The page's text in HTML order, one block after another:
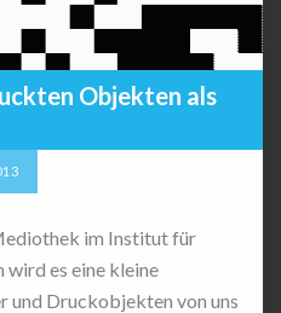
Objekten als
im Institut für
es eine kleine
und Druckobjekten von uns